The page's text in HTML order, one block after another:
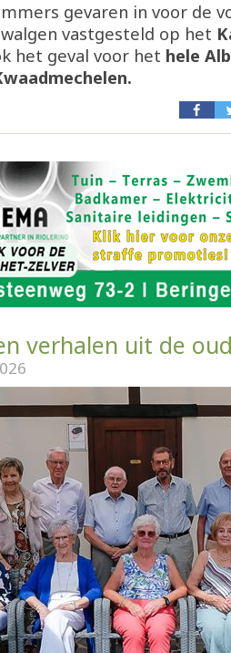
gevaren in voor de
vastgesteld op het
het geval voor het hele
verhalen uit de